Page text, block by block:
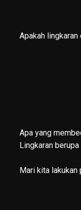
Apakah
Apa yang
Lingkaran
Mari kita lakukan